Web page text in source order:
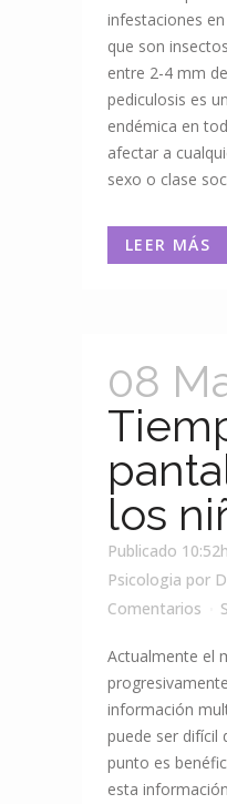
infestaciones
que son
entre 2-4 mm
pediculosis es
endémica en
afectar a
sexo o clase
LEER MÁS
08
los
Publicado 10:52h
Psicologia por
Comentarios
Actualmente el
información
puede ser difícil
punto es
esta